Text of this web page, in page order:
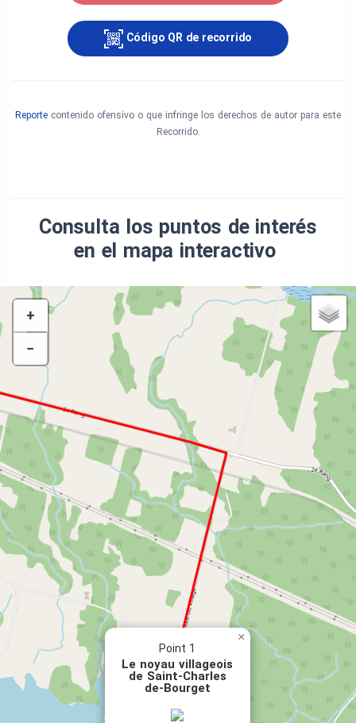
Código QR de recorrido
Reporte contenido ofensivo o que infringe los derechos de autor para este
Recorrido.
Consulta los puntos de interés
en el mapa interactivo
+
−
Point 1
Le noyau villageois
de Saint-Charles
de-Bourget
×